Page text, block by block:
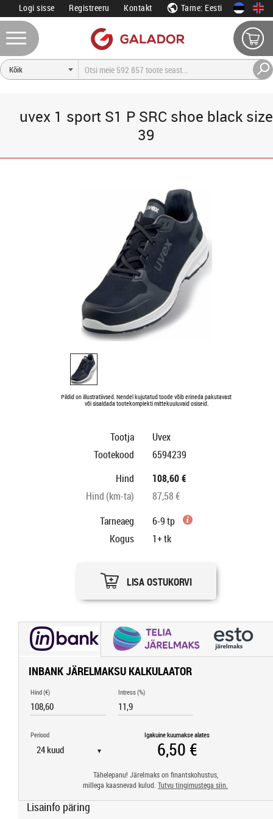
Logi sisse Registreeru Kontakt Tarne: Eesti
uvex 1 sport S1 P SRC shoe black size
39
Pildid on illustratiivsed. Nendel kujutatud toode võib erineda pakutavast
või sisaldada tootekomplekti mittekuuluvaid osiseid.
Tootja
Uvex
Tootekood
6594239
Hind
108,60 €
Hind (km-ta)
87,58 €
Tarneaeg
6-9 tp
Kogus
1+tk
LISA OSTUKORVI
INBANK JÄRELMAKSU KALKULAATOR
Hind (€) Intress (%)
Periood
▼
Igakuine kuumakse alates
Tähelepanu! Järelmaks on finantskohustus,
millega kaasnevad kulud. Tutvu tingimustega siin.
Lisainfo päring